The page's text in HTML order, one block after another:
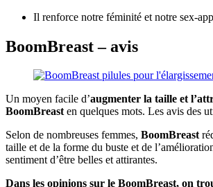
Il renforce notre féminité et notre sex-
BoomBreast – avis
Un moyen facile d’augmenter la taille et
BoomBreasten quelques mots. Les avis des
Selon de nombreuses femmes, BoomBreast
taille et de la forme du buste et de
sentiment d’être belles et attirantes.
Dans les opinions sur le BoomBreast, on